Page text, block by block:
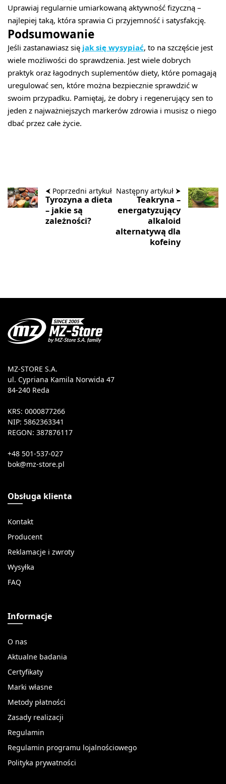
Uprawiaj regularnie umiarkowaną aktywność fizyczną –
najlepiej taką, która sprawia Ci przyjemność i satysfakcję.
Podsumowanie
Jeśli zastanawiasz się jak się wysypiać, to na szczęście jest
wiele możliwości do sprawdzenia. Jest wiele dobrych
praktyk oraz łagodnych suplementów diety, które pomagają
uregulować sen, które można bezpiecznie sprawdzić w
swoim przypadku. Pamiętaj, że dobry i regenerujący sen to
jeden z najważniejszych markerów zdrowia i musisz o niego
dbać przez całe życie.
⮜ Poprzedni artykuł
Tyrozyna a dieta
– jakie są
zależności?
Następny artykuł ⮞
Teakryna –
energatyzujący
alkaloid
alternatywą dla
kofeiny
MZ-STORE S.A.
ul. Cypriana Kamila Norwida 47
84-240 Reda
KRS: 0000877266
NIP: 5862363341
REGON: 387876117
+48 501-537-027
Obsługa klienta
Kontakt
Producent
Reklamacje i zwroty
Wysyłka
FAQ
Informacje
O nas
Aktualne badania
Certyfikaty
Marki własne
Metody płatności
Zasady realizacji
Regulamin
Regulamin programu lojalnościowego
Polityka prywatności